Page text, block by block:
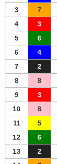
3
7
4
3
5
6
6
4
7
2
8
8
9
3
10
8
11
5
12
6
13
2